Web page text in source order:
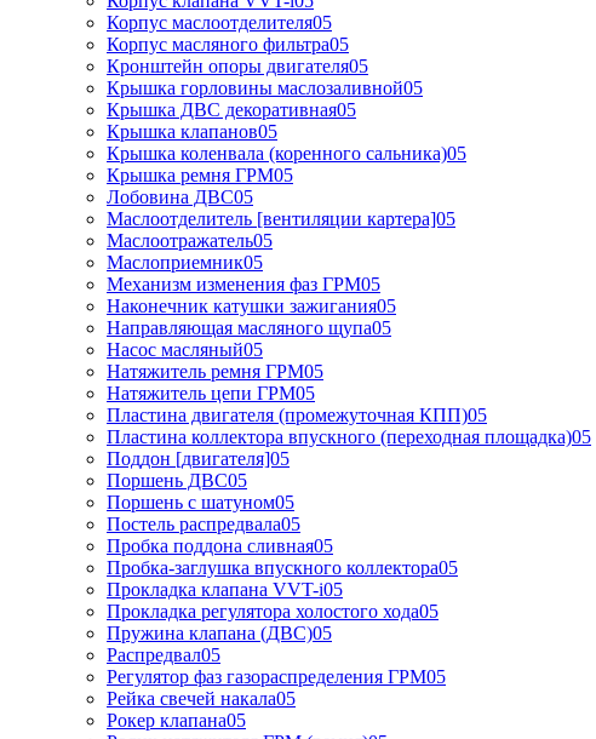
Корпус маслоотделителя05
Корпус масляного фильтра05
Кронштейн опоры двигателя05
Крышка горловины маслозаливной05
Крышка ДВС декоративная05
Крышка клапанов05
Крышка коленвала (коренного сальника)05
Крышка ремня ГРМ05
Лобовина ДВС05
Маслоотделитель [вентиляции картера]05
Маслоотражатель05
Маслоприемник05
Механизм изменения фаз ГРМ05
Наконечник катушки зажигания05
Направляющая масляного щупа05
Насос масляный05
Натяжитель ремня ГРМ05
Натяжитель цепи ГРМ05
Пластина двигателя (промежуточная КПП)05
Пластина коллектора впускного (переходная площадка)05
Поддон [двигателя]05
Поршень ДВС05
Поршень с шатуном05
Постель распредвала05
Пробка поддона сливная05
Пробка-заглушка впускного коллектора05
Прокладка клапана VVT-i05
Прокладка регулятора холостого хода05
Пружина клапана (ДВС)05
Распредвал05
Регулятор фаз газораспределения ГРМ05
Рейка свечей накала05
Рокер клапана05